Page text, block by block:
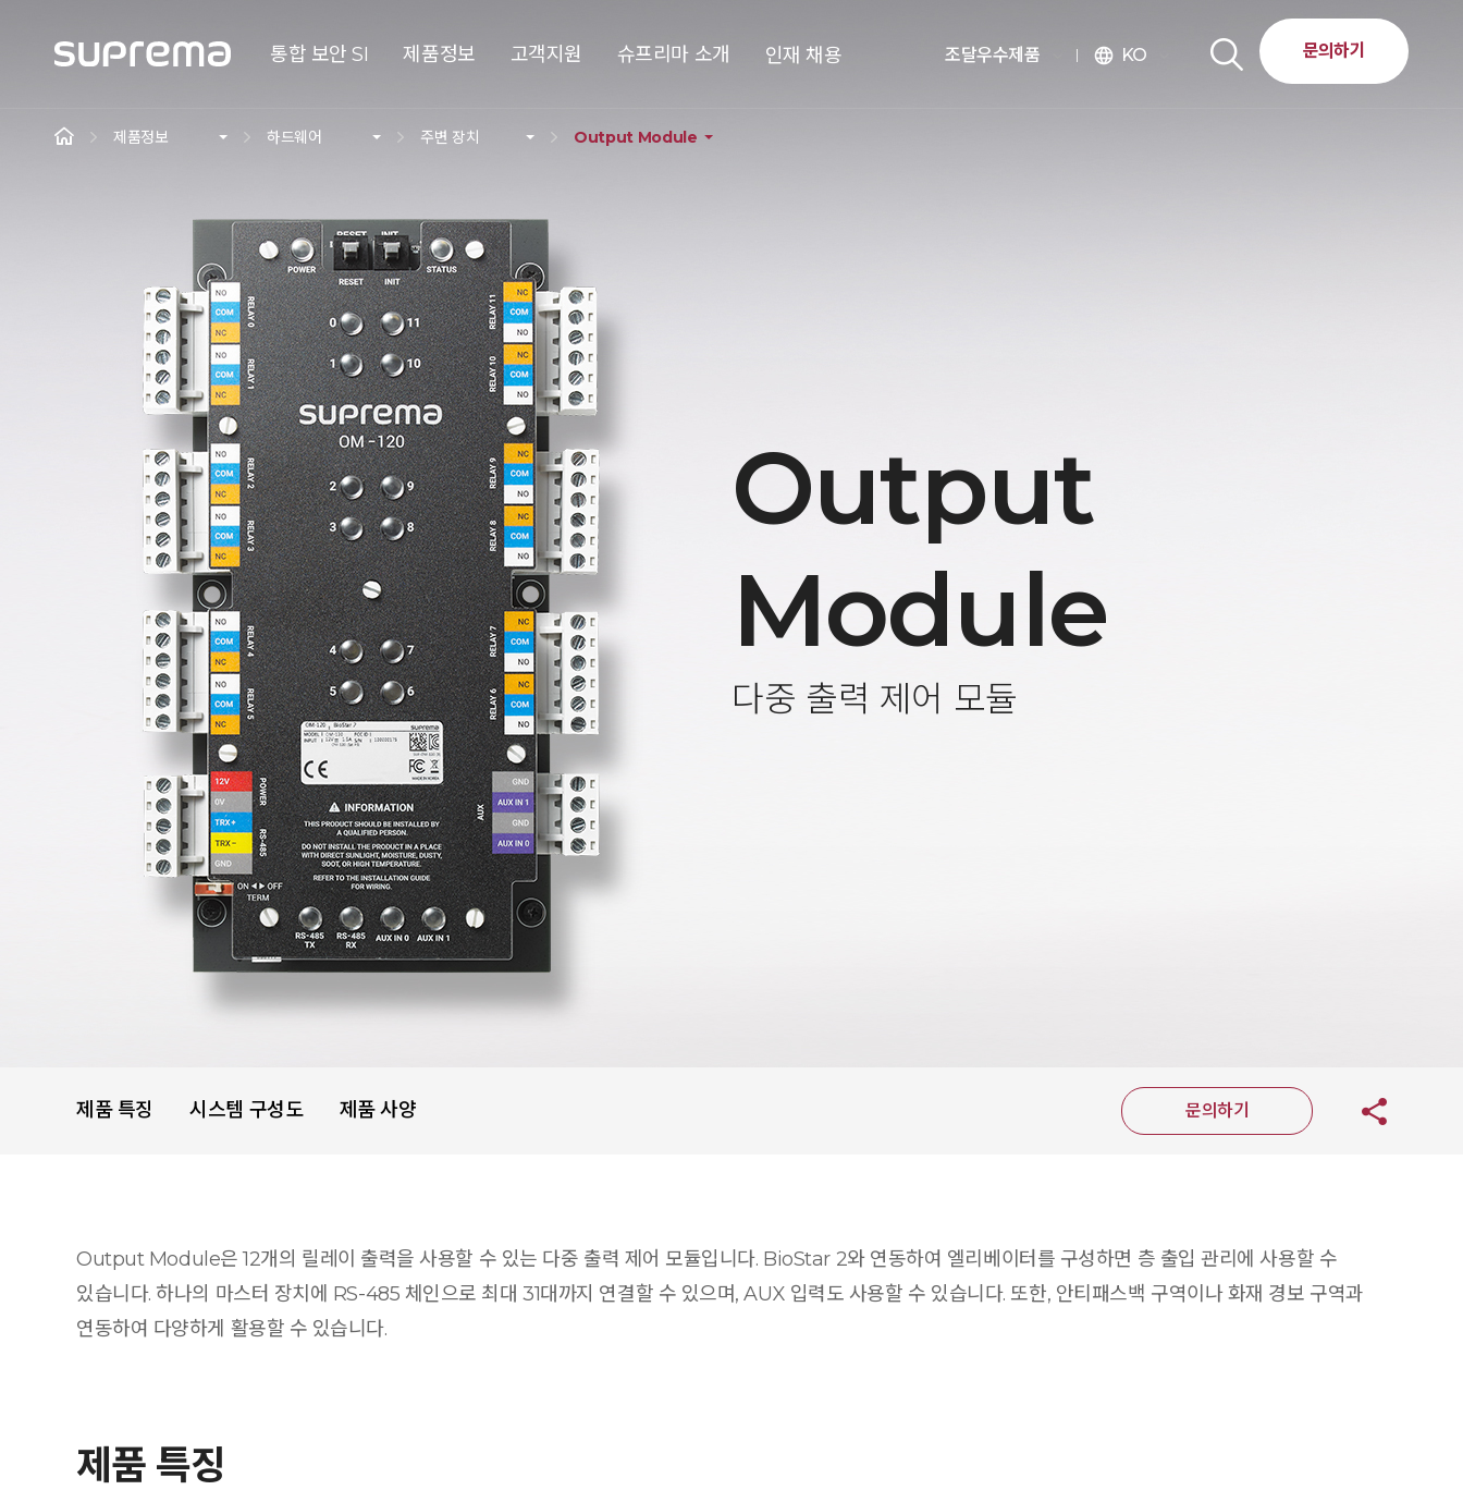
통합 보안 SI 제품정보 고객지원 슈프리마 소개 인재 채용 조달우수제품 language KO 문의하기
Output
Module
다중 출력 제어 모듈
제품정보 하드웨어 주변 장치 Output Module
제품 특징 시스템 구성도 제품 사양 문의하기
Output Module은 12개의 릴레이 출력을 사용할 수 있는 다중 출력 제어 모듈입니다. BioStar 2와 연동하여 엘리베이터를 구성하면 층 출입 관리에 사용할 수
있습니다. 하나의 마스터 장치에 RS-485 체인으로 최대 31대까지 연결할 수 있으며, AUX 입력도 사용할 수 있습니다. 또한, 안티패스백 구역이나 화재 경보 구역과
연동하여 다양하게 활용할 수 있습니다.
제품 특징